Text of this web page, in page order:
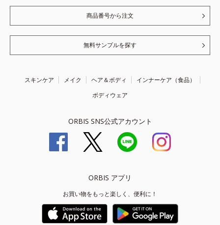
商品番号から注文
無料サンプルを探す
スキンケア メイク ヘア＆ボディ
インナーケア（食品）
ボディウェア
ORBIS SNS公式アカウント
ORBIS アプリ
お買い物をもっと楽しく、便利に！